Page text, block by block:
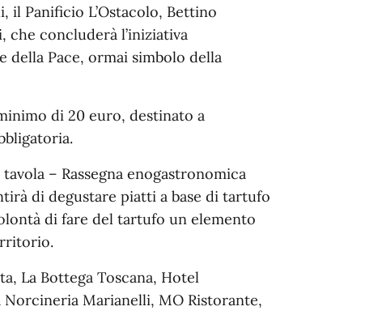
il Panificio L’Ostacolo, Bettino
che concluderà l’iniziativa
Pace, ormai simbolo della
di 20 euro, destinato a
– Rassegna enogastronomica
di degustare piatti a base di tartufo
di fare del tartufo un elemento
La Bottega Toscana, Hotel
Marianelli, MO Ristorante,